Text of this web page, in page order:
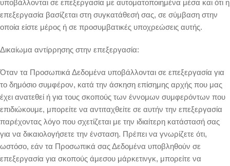
υποβάλλονται σε επεξεργασία με αυτοματοποιημένα μέσα και ότι η
επεξεργασία βασίζεται στη συγκατάθεσή σας, σε σύμβαση στην
οποία είστε μέρος ή σε προσυμβατικές υποχρεώσεις αυτής.
Δικαίωμα αντίρρησης στην επεξεργασία:
Όταν τα Προσωπικά Δεδομένα υποβάλλονται σε επεξεργασία για
το δημόσιο συμφέρον, κατά την άσκηση επίσημης αρχής που μας
έχει ανατεθεί ή για τους σκοπούς των έννομων συμφερόντων που
επιδιώκουμε, μπορείτε να αντιταχθείτε σε αυτήν την επεξεργασία
παρέχοντας λόγο που σχετίζεται με την ιδιαίτερη κατάστασή σας
για να δικαιολογήσετε την ένσταση. Πρέπει να γνωρίζετε ότι,
ωστόσο, εάν τα Προσωπικά σας Δεδομένα υποβληθούν σε
επεξεργασία για σκοπούς άμεσου μάρκετινγκ, μπορείτε να